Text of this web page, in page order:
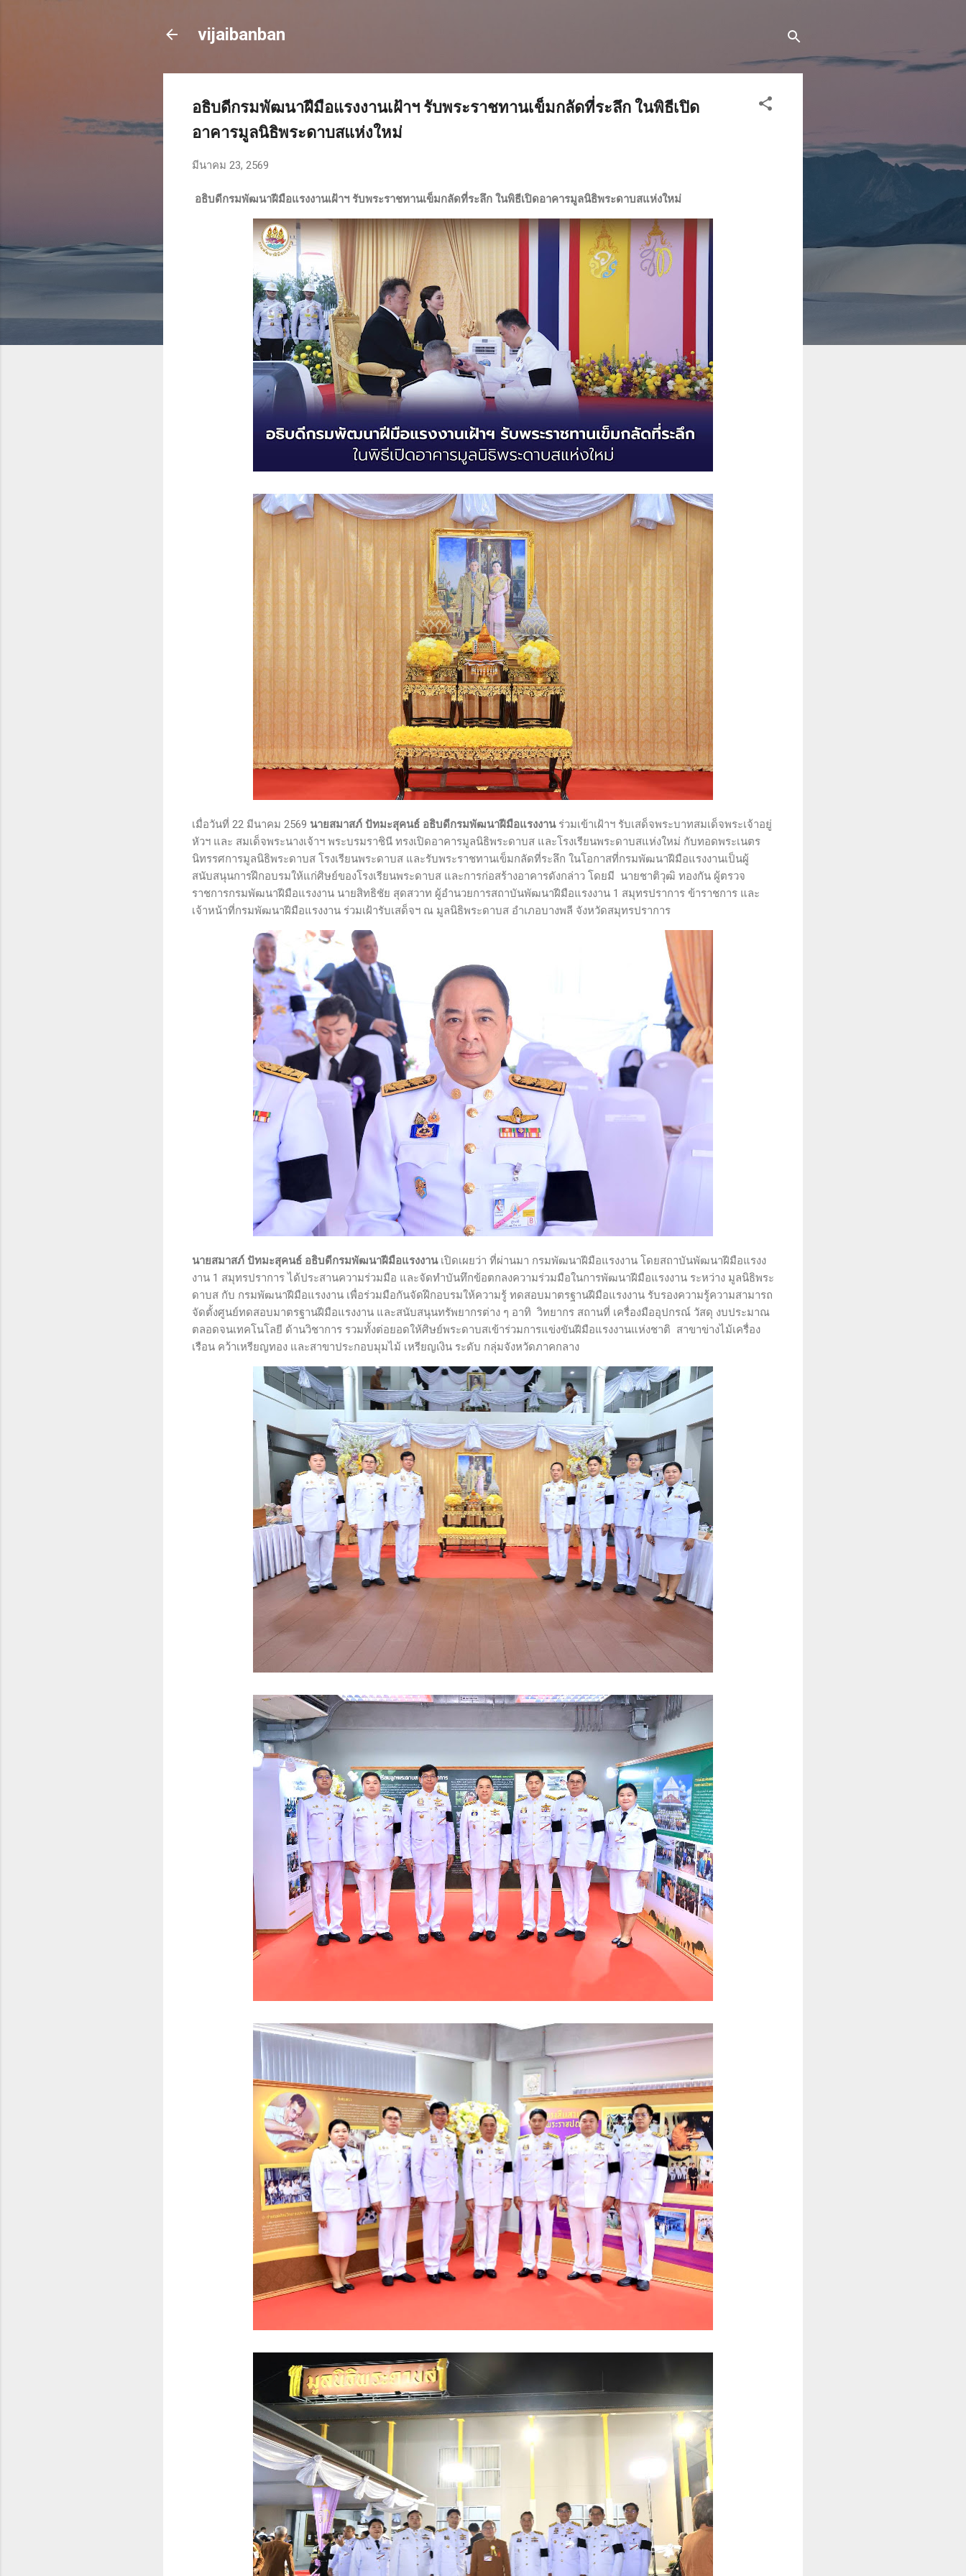
vijaibanban
อธิบดีกรมพัฒนาฝีมือแรงงานเฝ้าฯ รับพระราชทานเข็มกลัดที่ระลึก ในพิธีเปิด
อาคารมูลนิธิพระดาบสแห่งใหม่
มีนาคม 23, 2569
อธิบดีกรมพัฒนาฝีมือแรงงานเฝ้าฯ รับพระราชทานเข็มกลัดที่ระลึก ในพิธีเปิดอาคารมูลนิธิพระดาบสแห่งใหม่
เมื่อวันที่ 22 มีนาคม 2569 นายสมาสภ์ ปัทมะสุคนธ์ อธิบดีกรมพัฒนาฝีมือแรงงานร่วมเข้าเฝ้าฯ รับเสด็จพระบาทสมเด็จพระเจ้าอยู่
หัวฯ และ สมเด็จพระนางเจ้าฯ พระบรมราชินี ทรงเปิดอาคารมูลนิธิพระดาบส และโรงเรียนพระดาบสแห่งใหม่ กับทอดพระเนตร
นิทรรศการมูลนิธิพระดาบส โรงเรียนพระดาบส และรับพระราชทานเข็มกลัดที่ระลึก ในโอกาสที่กรมพัฒนาฝีมือแรงงานเป็นผู้
สนับสนุนการฝึกอบรมให้แก่ศิษย์ของโรงเรียนพระดาบส และการก่อสร้างอาคารดังกล่าว โดยมี นายชาติวุฒิ ทองกัน ผู้ตรวจ
ราชการกรมพัฒนาฝีมือแรงงาน นายสิทธิชัย สุดสวาท ผู้อำนวยการสถาบันพัฒนาฝีมือแรงงาน 1 สมุทรปราการ ข้าราชการ และ
เจ้าหน้าที่กรมพัฒนาฝีมือแรงงาน ร่วมเฝ้ารับเสด็จฯ ณ มูลนิธิพระดาบส อำเภอบางพลี จังหวัดสมุทรปราการ
นายสมาสภ์ ปัทมะสุคนธ์ อธิบดีกรมพัฒนาฝีมือแรงงานเปิดเผยว่า ที่ผ่านมา กรมพัฒนาฝีมือแรงงาน โดยสถาบันพัฒนาฝีมือแรงง
งาน 1 สมุทรปราการ ได้ประสานความร่วมมือ และจัดทำบันทึกข้อตกลงความร่วมมือในการพัฒนาฝีมือแรงงาน ระหว่าง มูลนิธิพระ
ดาบส กับ กรมพัฒนาฝีมือแรงงาน เพื่อร่วมมือกันจัดฝึกอบรมให้ความรู้ ทดสอบมาตรฐานฝีมือแรงงาน รับรองความรู้ความสามารถ
จัดตั้งศูนย์ทดสอบมาตรฐานฝีมือแรงงาน และสนับสนุนทรัพยากรต่าง ๆ อาทิ วิทยากร สถานที่ เครื่องมืออุปกรณ์ วัสดุ งบประมาณ
ตลอดจนเทคโนโลยี ด้านวิชาการ รวมทั้งต่อยอดให้ศิษย์พระดาบสเข้าร่วมการแข่งขันฝีมือแรงงานแห่งชาติ สาขาข่างไม้เครื่อง
เรือน คว้าเหรียญทอง และสาขาประกอบมุมไม้ เหรียญเงิน ระดับ กลุ่มจังหวัดภาคกลาง